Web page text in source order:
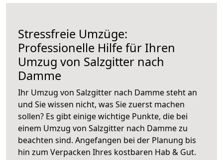
Stressfreie Umzüge:
Professionelle Hilfe für Ihren
Umzug von Salzgitter nach
Damme
Ihr Umzug von Salzgitter nach Damme steht an
und Sie wissen nicht, was Sie zuerst machen
sollen? Es gibt einige wichtige Punkte, die bei
einem Umzug von Salzgitter nach Damme zu
beachten sind. Angefangen bei der Planung bis
hin zum Verpacken Ihres kostbaren Hab & Gut.